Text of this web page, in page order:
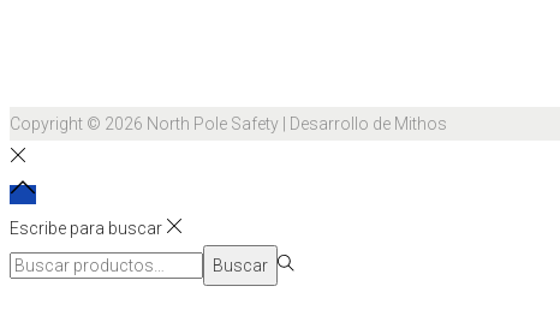
Copyright © 2026 North Pole Safety | Desarrollo de Mithos
Escribe para buscar
Búsqueda
Buscar